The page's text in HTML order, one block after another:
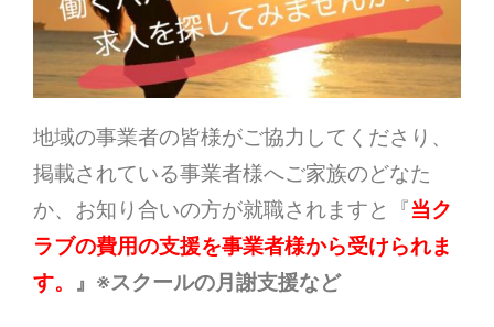
地域の事業者の皆様がご協力してくださり、
掲載されている事業者様へご家族のどなた
か、お知り合いの方が就職されますと『当ク
ラブの費用の支援を事業者様から受けられま
す。 』※スクールの月謝支援など